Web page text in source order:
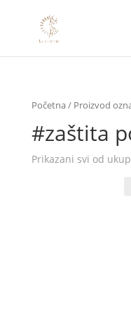
Početna/ Proizvod
#zaštita
Prikazani svi od